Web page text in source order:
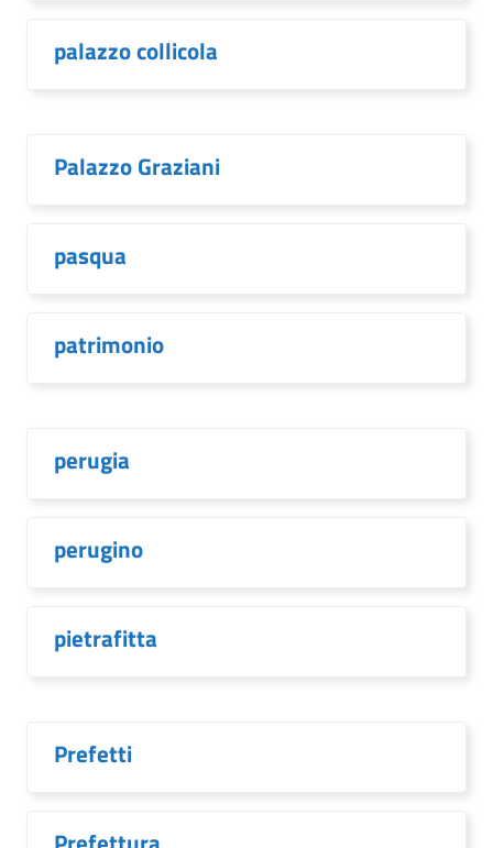
palazzo collicola
Palazzo Graziani
pasqua
patrimonio
perugia
perugino
pietrafitta
Prefetti